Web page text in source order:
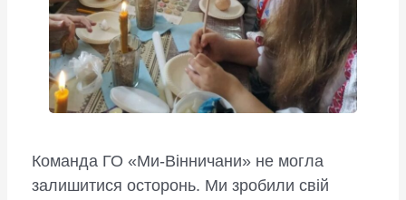
Команда ГО «Ми-Вінничани» не могла
залишитися осторонь. Ми зробили свій